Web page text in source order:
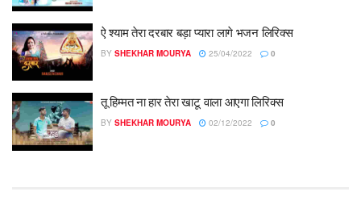
ऐ श्याम तेरा दरबार बड़ा प्यारा लागे भजन लिरिक्स
BY SHEKHAR MOURYA 25/04/2022 0
तू हिम्मत ना हार तेरा खाटू वाला आएगा लिरिक्स
BY SHEKHAR MOURYA 02/12/2022 0